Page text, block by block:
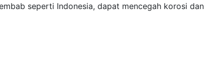
seperti Indonesia, dapat mencegah korosi dan